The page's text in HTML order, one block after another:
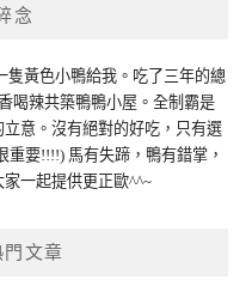
念
隻黃色小鴨給我。吃了三年的總
喝辣共築鴨鴨小屋。全制霸是
意。沒有絕對的好吃，只有選
要!!!!) 馬有失蹄，鴨有錯掌，
一起提供更正歐^^~
文章